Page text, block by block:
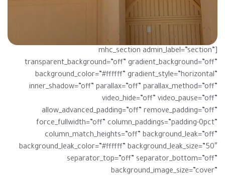
[mhc_section admin_label=”section”
transparent_background=”off” gradient_background=”off”
background_color=”#ffffff” gradient_style=”horizontal”
inner_shadow=”off” parallax=”off” parallax_method=”off”
video_hide=”off” video_pause=”off”
allow_advanced_padding=”off” remove_padding=”off”
force_fullwidth=”off” column_paddings=”padding-0pct”
column_match_heights=”off” background_leak=”off”
background_leak_color=”#ffffff” background_leak_size=”50″
separator_top=”off” separator_bottom=”off”
background_image_size=”cover”